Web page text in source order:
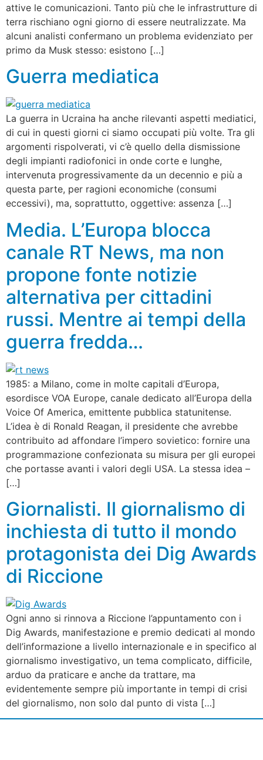
attive le comunicazioni. Tanto più che le infrastrutture di
terra rischiano ogni giorno di essere neutralizzate. Ma
alcuni analisti confermano un problema evidenziato per
primo da Musk stesso: esistono […]
Guerra mediatica
La guerra in Ucraina ha anche rilevanti aspetti mediatici,
di cui in questi giorni ci siamo occupati più volte. Tra gli
argomenti rispolverati, vi c’è quello della dismissione
degli impianti radiofonici in onde corte e lunghe,
intervenuta progressivamente da un decennio e più a
questa parte, per ragioni economiche (consumi
eccessivi), ma, soprattutto, oggettive: assenza […]
Media. L’Europa blocca
canale RT News, ma non
propone fonte notizie
alternativa per cittadini
russi. Mentre ai tempi della
guerra fredda…
1985: a Milano, come in molte capitali d’Europa,
esordisce VOA Europe, canale dedicato all’Europa della
Voice Of America, emittente pubblica statunitense.
L’idea è di Ronald Reagan, il presidente che avrebbe
contribuito ad affondare l’impero sovietico: fornire una
programmazione confezionata su misura per gli europei
che portasse avanti i valori degli USA. La stessa idea –
[…]
Giornalisti. Il giornalismo di
inchiesta di tutto il mondo
protagonista dei Dig Awards
di Riccione
Ogni anno si rinnova a Riccione l’appuntamento con i
Dig Awards, manifestazione e premio dedicati al mondo
dell’informazione a livello internazionale e in specifico al
giornalismo investigativo, un tema complicato, difficile,
arduo da praticare e anche da trattare, ma
evidentemente sempre più importante in tempi di crisi
del giornalismo, non solo dal punto di vista […]